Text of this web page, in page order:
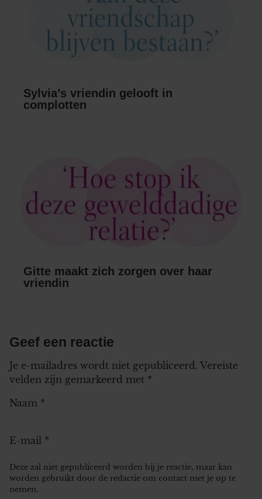
Sylvia’s vriendin gelooft in
complotten
Gitte maakt zich zorgen over haar
vriendin
Geef een reactie
Je e-mailadres wordt niet gepubliceerd. Vereiste
velden zijn gemarkeerd met *
Naam *
E-mail *
Deze zal niet gepubliceerd worden bij je reactie, maar kan
worden gebruikt door de redactie om contact met je op te
nemen.